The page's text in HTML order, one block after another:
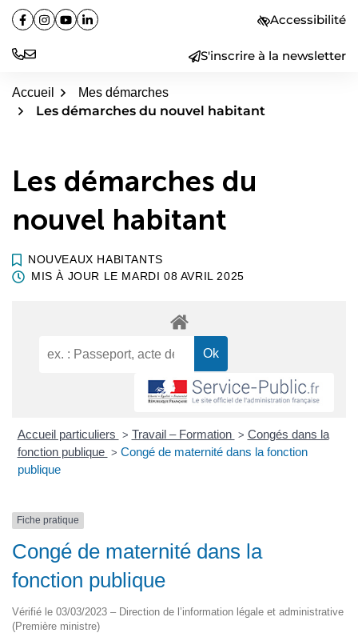
Aller
au
contenu
S'inscrire à la newsletter
Facebook
(ouverture dans un nouvel onglet)
Instagram
(ouverture dans un nouvel onglet)
YouTube
(ouverture dans un nouvel onglet)
Linkedin
(ouverture dans un nouvel onglet) Accessibilité
Accueil Mes démarches
Les démarches du nouvel habitant
Les démarches du
nouvel habitant
NOUVEAUX HABITANTS
MIS À JOUR LE MARDI 08 AVRIL 2025
Accueil particuliers > Travail – Formation > Congés dans la
fonction publique > Congé de maternité dans la fonction
publique
Fiche pratique
Congé de maternité dans la
fonction publique
Vérifié le 03/03/2023 – Direction de l’information légale et administrative
(Première ministre)